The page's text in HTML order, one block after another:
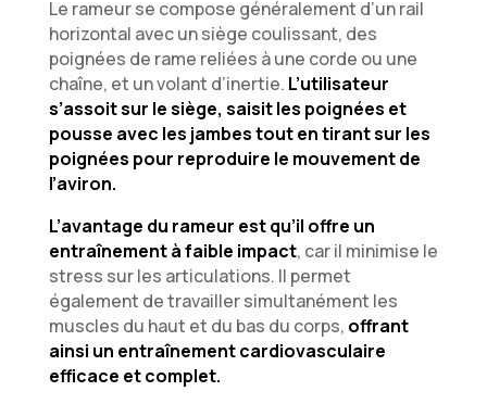
Le rameur se compose généralement d’un rail
horizontal avec un siège coulissant, des
poignées de rame reliées à une corde ou une
chaîne, et un volant d’inertie. L’utilisateur
s’assoit sur le siège, saisit les poignées et
pousse avec les jambes tout en tirant sur les
poignées pour reproduire le mouvement de
l’aviron.
L’avantage du rameur est qu’il offre un
entraînement à faible impact, car il minimise le
stress sur les articulations. Il permet
également de travailler simultanément les
muscles du haut et du bas du corps, offrant
ainsi un entraînement cardiovasculaire
efficace et complet.